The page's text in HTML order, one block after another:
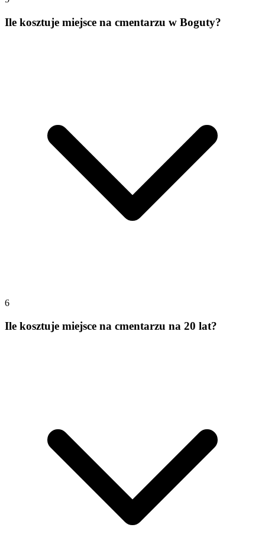
Ile kosztuje miejsce na cmentarzu w Boguty?
6
Ile kosztuje miejsce na cmentarzu na 20 lat?